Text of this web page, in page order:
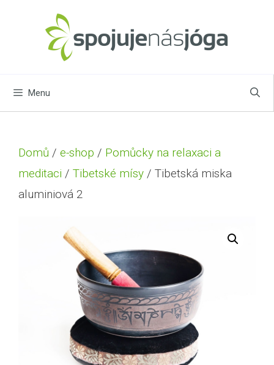
Menu
Domů / e-shop / Pomůcky na relaxaci a
meditaci / Tibetské mísy / Tibetská miska
aluminiová 2